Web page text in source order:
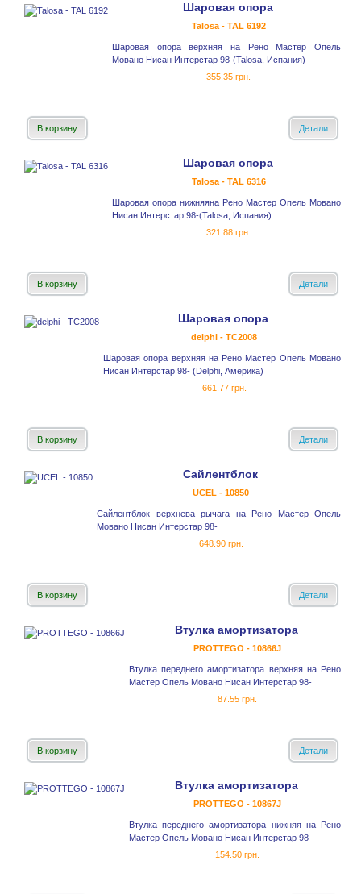
Шаровая опора
Talosa - TAL 6192
Шаровая опора верхняя на Рено Мастер Опель
Мовано Нисан Интерстар 98-(Talosa, Испания)
355.35 грн.
В корзину Детали
Шаровая опора
Talosa - TAL 6316
Шаровая опора нижняяна Рено Мастер Опель Мовано
Нисан Интерстар 98-(Talosa, Испания)
321.88 грн.
В корзину Детали
Шаровая опора
delphi - TC2008
Шаровая опора верхняя на Рено Мастер Опель Мовано
Нисан Интерстар 98- (Delphi, Америка)
661.77 грн.
В корзину Детали
Сайлентблок
UCEL - 10850
Сайлентблок верхнева рычага на Рено Мастер Опель
Мовано Нисан Интерстар 98-
648.90 грн.
В корзину Детали
Втулка амортизатора
PROTTEGO - 10866J
Втулка переднего амортизатора верхняя на Рено
Мастер Опель Мовано Нисан Интерстар 98-
87.55 грн.
В корзину Детали
Втулка амортизатора
PROTTEGO - 10867J
Втулка переднего амортизатора нижняя на Рено
Мастер Опель Мовано Нисан Интерстар 98-
154.50 грн.